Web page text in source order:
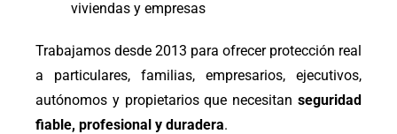
viviendas y empresas
Trabajamos desde 2013 para ofrecer protección real
a particulares, familias, empresarios, ejecutivos,
autónomos y propietarios que necesitan seguridad
fiable, profesional y duradera.